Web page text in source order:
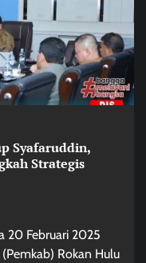
Syafaruddin,
Strategis
20 Februari 2025
Rokan Hulu